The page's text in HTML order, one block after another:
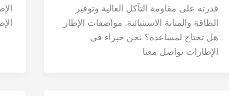
قدرته على مقاومة التآكل العالية وتوفير
الطاقة والمتانة الاستثنائية. مواصفات الإطار
هل تحتاج لمساعدة؟ نحن خبراء في
الإطارات تواصل معنا